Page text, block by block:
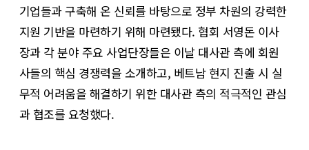
기업들과 구축해 온 신뢰를 바탕으로 정부 차원의 강력한
지원 기반을 마련하기 위해 마련됐다. 협회 서영돈 이사
장과 각 분야 주요 사업단장들은 이날 대사관 측에 회원
사들의 핵심 경쟁력을 소개하고, 베트남 현지 진출 시 실
무적 어려움을 해결하기 위한 대사관 측의 적극적인 관심
과 협조를 요청했다.